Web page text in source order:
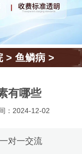
>鱼鳞病 >
有哪些
：2024-12-02
对一交流